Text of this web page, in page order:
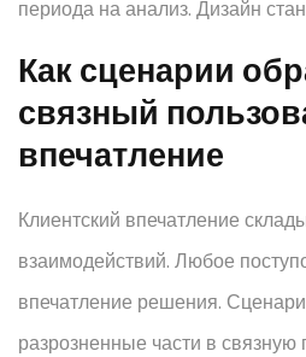
периода на анализ. Дизайн
Как сценарии
связный
впечатление
Клиентский впечатление
взаимодействий. Любое
впечатление решения.
разрозненные части в связную